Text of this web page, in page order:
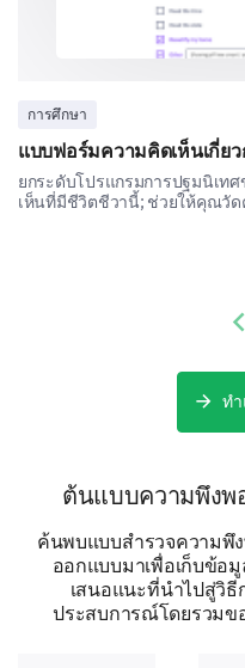
Other:
Incident Reporting
These questions focus
opinion regarding the
Are you aware of
security incident on
Yes
No
การศึกษา
แบบฟอร์มความคิดเห็นเกี่ย
ยกระดับโปรแกรมการปฐมนิเท
เห็นที่มีชีวิตชีวานี้; ช่วยให้คุณวัด
ท
ต้นแบบความพึงพ
ค้นพบแบบสำรวจความพึ
ออกแบบมาเพื่อเก็บข้
เสนอแนะที่นำไปสู่วิธี
ประสบการณ์โดยรวมข